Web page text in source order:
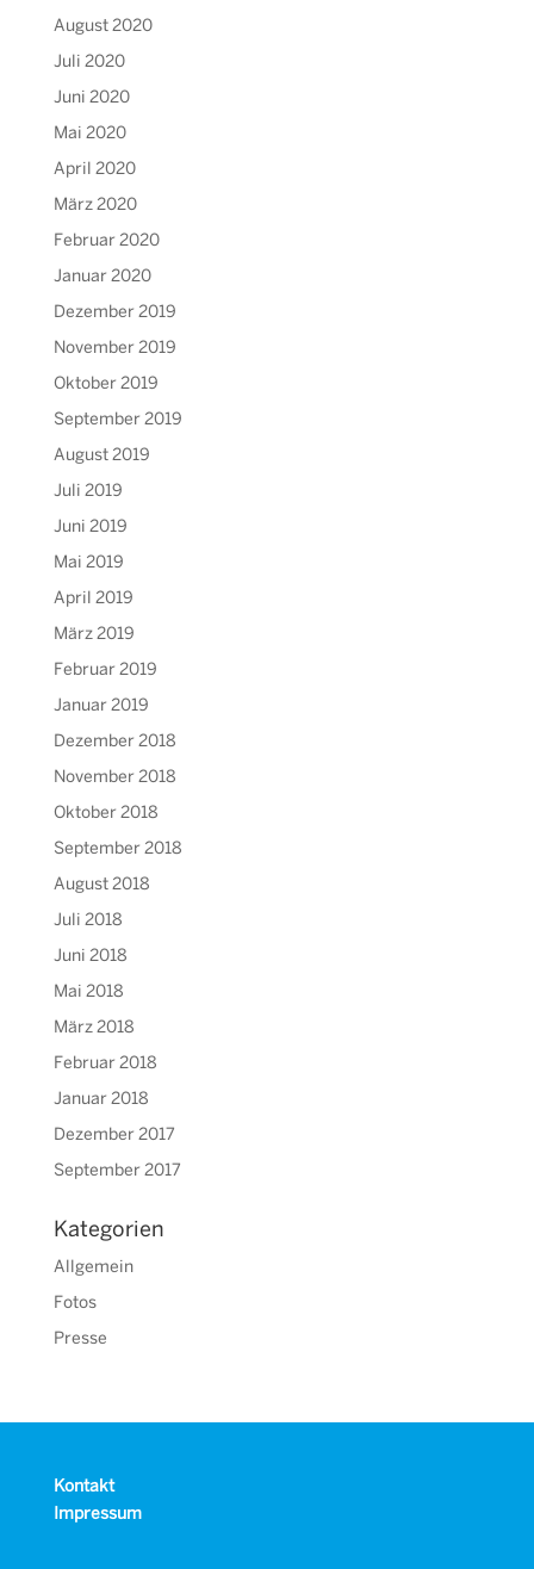
August 2020
Juli 2020
Juni 2020
Mai 2020
April 2020
März 2020
Februar 2020
Januar 2020
Dezember 2019
November 2019
Oktober 2019
September 2019
August 2019
Juli 2019
Juni 2019
Mai 2019
April 2019
März 2019
Februar 2019
Januar 2019
Dezember 2018
November 2018
Oktober 2018
September 2018
August 2018
Juli 2018
Juni 2018
Mai 2018
März 2018
Februar 2018
Januar 2018
Dezember 2017
September 2017
Kategorien
Allgemein
Fotos
Presse
Kontakt
Impressum